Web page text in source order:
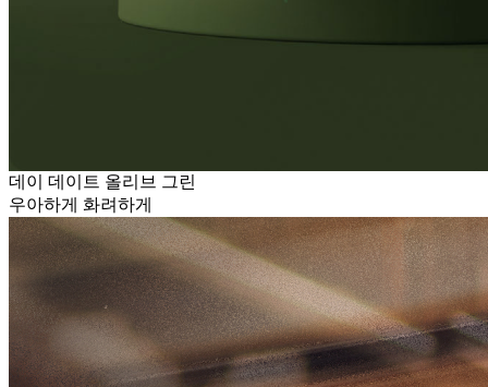
데이 데이트 올리브 그린
우아하게 화려하게